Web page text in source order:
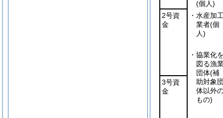
(個人)
2号資
金
・水産加
業者(個
人)
・協業化
図る漁
団体(補
助対象
体以外
もの)
3号資
金